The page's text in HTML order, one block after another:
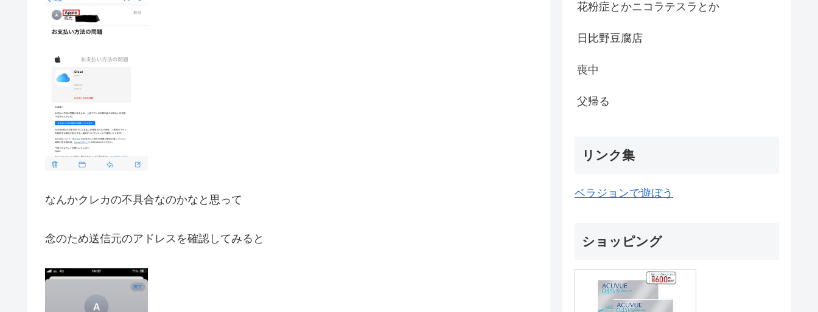
なんかクレカの不具合なのかなと思って
念のため送信元のアドレスを確認してみると
花粉症とかニコラテスラとか
日比野豆腐店
喪中
父帰る
リンク集
ベラジョンで遊ぼう
ショッピング